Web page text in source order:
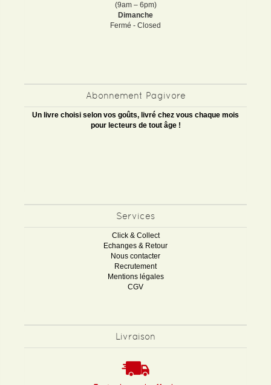
(9am – 6pm)
Dimanche
Fermé - Closed
Abonnement Pagivore
Un livre choisi selon vos goûts, livré chez vous chaque mois
pour lecteurs de tout âge !
Services
Click & Collect
Echanges & Retour
Nous contacter
Recrutement
Mentions légales
CGV
Livraison